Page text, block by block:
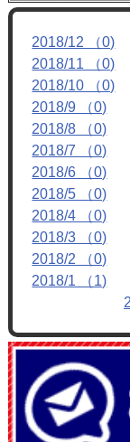
2018/12 （0)
2018/11 （0)
2018/10 （0)
2018/9 （0)
2018/8 （0)
2018/7 （0)
2018/6 （0)
2018/5 （0)
2018/4 （0)
2018/3 （0)
2018/2 （0)
2018/1 （1)